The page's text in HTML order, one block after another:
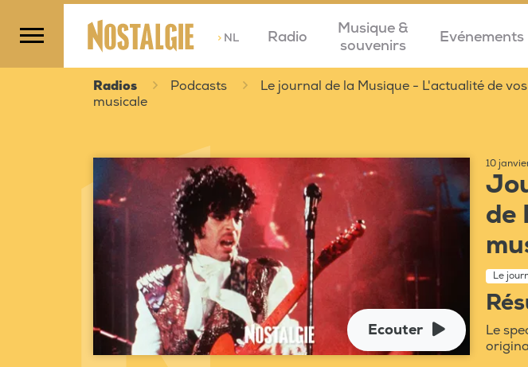
>NL Radio
Musique &
souvenirs
Evénements
Radios Podcasts Le journal de la Musique - L'actualité de
musicale
Ecouter
10
de
Le
Le